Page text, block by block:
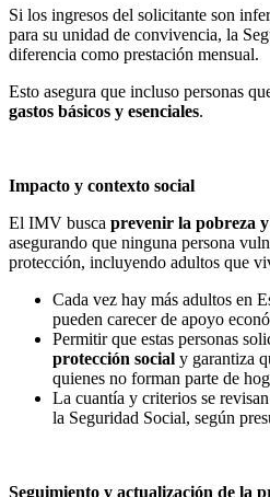
Si los ingresos del solicitante son
para su unidad de convivencia, la
diferencia como prestación mensual.
Esto asegura que incluso personas
gastos básicos y esenciales.
Impacto y contexto social
El IMV busca prevenir la pobreza
asegurando que ninguna persona
protección, incluyendo adultos que
Cada vez hay más adultos en
pueden carecer de apoyo
Permitir que estas personas
protección social y garantiza
quienes no forman parte de
La cuantía y criterios se
la Seguridad Social, según
Seguimiento y actualización de la